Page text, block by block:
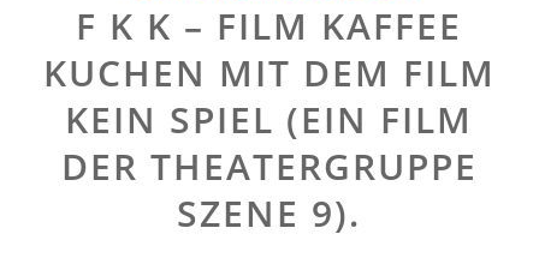
F K K – FILM KAFFEE
KUCHEN MIT DEM FILM
KEIN SPIEL (EIN FILM
DER THEATERGRUPPE
SZENE 9).